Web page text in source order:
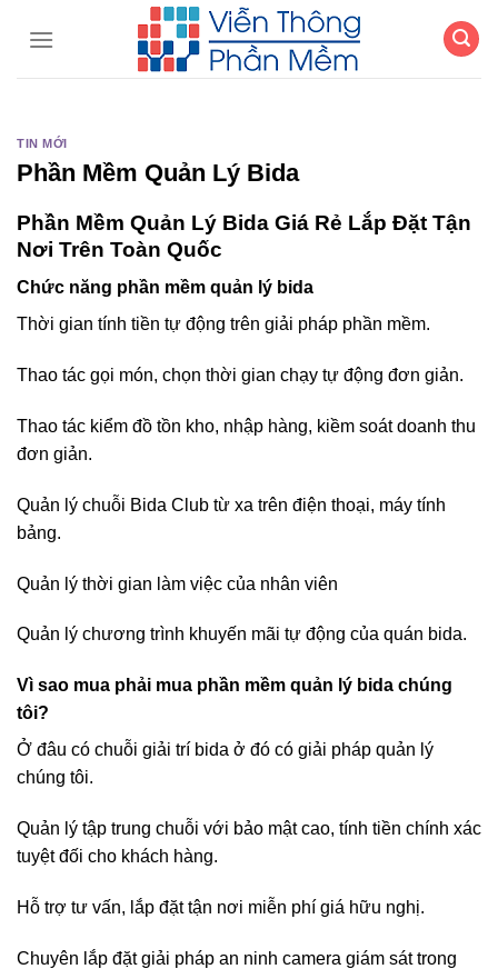
TIN MỚI
Phần Mềm Quản Lý Bida
Phần Mềm Quản Lý Bida Giá Rẻ Lắp Đặt Tận
Nơi Trên Toàn Quốc
Chức năng phần mềm quản lý bida
Thời gian tính tiền tự động trên giải pháp phần mềm.
Thao tác gọi món, chọn thời gian chạy tự động đơn giản.
Thao tác kiểm đồ tồn kho, nhập hàng, kiềm soát doanh thu
đơn giản.
Quản lý chuỗi Bida Club từ xa trên điện thoại, máy tính
bảng.
Quản lý thời gian làm việc của nhân viên
Quản lý chương trình khuyến mãi tự động của quán bida.
Vì sao mua phải mua phần mềm quản lý bida chúng
tôi?
Ở đâu có chuỗi giải trí bida ở đó có giải pháp quản lý
chúng tôi.
Quản lý tập trung chuỗi với bảo mật cao, tính tiền chính xác
tuyệt đối cho khách hàng.
Hỗ trợ tư vấn, lắp đặt tận nơi miễn phí giá hữu nghị.
Chuyên lắp đặt giải pháp an ninh camera giám sát trong